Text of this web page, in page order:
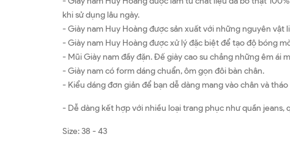
khi sử dụng lâu ngày.
- Giày nam Huy Hoàng được sản xuất với những nguyên
- Giày nam Huy Hoàng được xử lý đặc biệt để tạo độ bóng
- Mũi Giày nam đầy đặn. Đế giày cao su chẳng những êm ái
- Giày nam có form dáng chuẩn, ôm gọn đôi bàn chân.
- Kiểu dáng đơn giản để bạn dễ dàng mang vào chân và
- Dễ dàng kết hợp với nhiều loại trang phục như quần
Size: 38 - 43